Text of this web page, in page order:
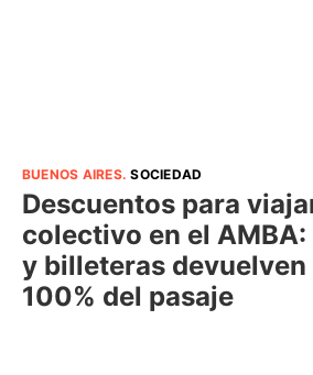
BUENOS AIRES.SOCIEDAD
Descuentos para
colectivo en el
y billeteras devuelven
100% del pasaje